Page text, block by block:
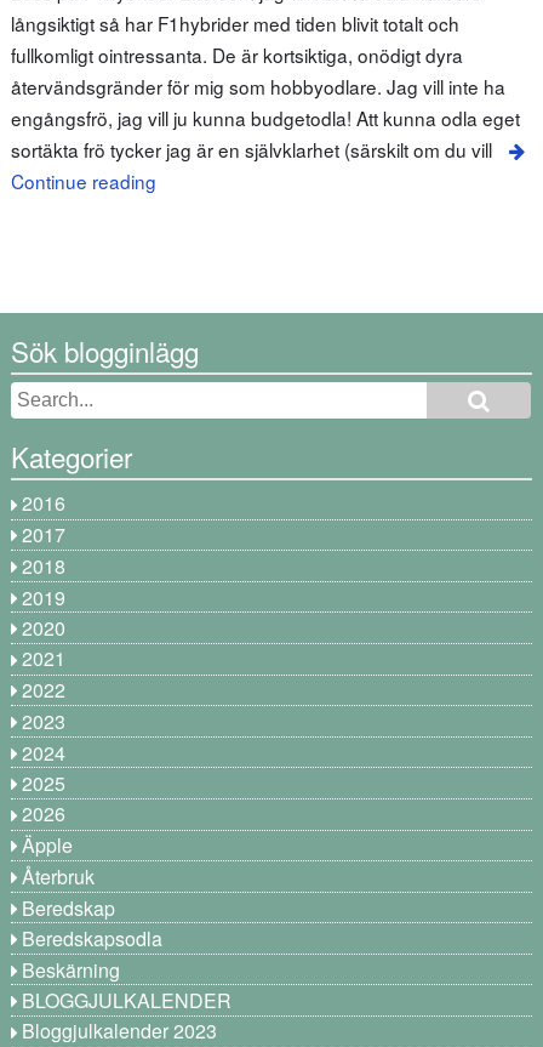
långsiktigt så har F1hybrider med tiden blivit totalt och
fullkomligt ointressanta. De är kortsiktiga, onödigt dyra
återvändsgränder för mig som hobbyodlare. Jag vill inte ha
engångsfrö, jag vill ju kunna budgetodla! Att kunna odla eget
sortäkta frö tycker jag är en självklarhet (särskilt om du vill
Continue reading
Sök blogginlägg
Kategorier
2016
2017
2018
2019
2020
2021
2022
2023
2024
2025
2026
Äpple
Återbruk
Beredskap
Beredskapsodla
Beskärning
BLOGGJULKALENDER
Bloggjulkalender 2023